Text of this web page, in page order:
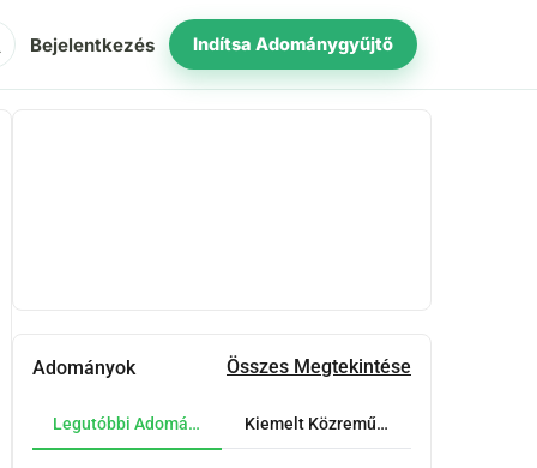
Bejelentkezés Indítsa Adománygyűjtő
Adományok Összes Megtekintése
Legutóbbi Adományok Kiemelt Közreműködők